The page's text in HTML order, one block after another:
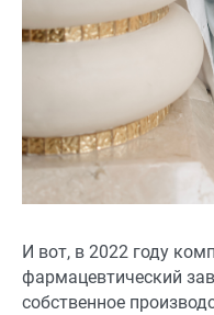
И вот, в 2022 году
фармацевтический
собственное